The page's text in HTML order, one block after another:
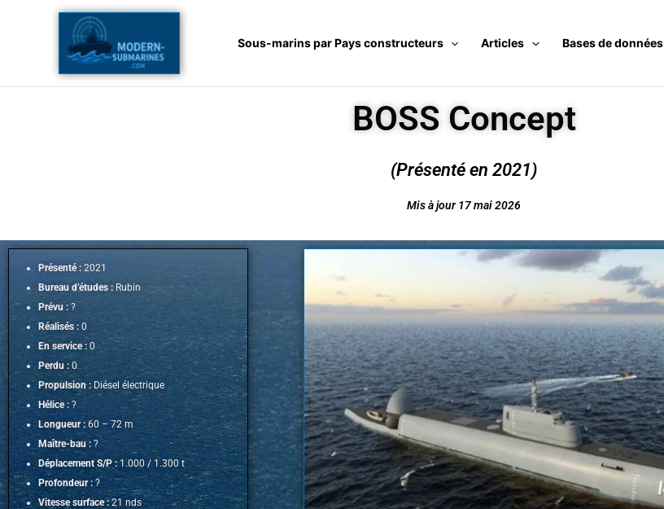
Sous-marins par Pays constructeurs Articles Bases de données
BOSS Concept
(Présenté en 2021)
Mis à jour 17 mai 2026
Présenté : 2021
Bureau d’études : Rubin
Prévu : ?
Réalisés : 0
En service : 0
Perdu : 0
Propulsion : Diésel électrique
Hélice : ?
Longueur :60 – 72 m
Maître-bau : ?
Déplacement S/P :1.000 / 1.300 t
Profondeur :?
Vitesse surface :21 nds